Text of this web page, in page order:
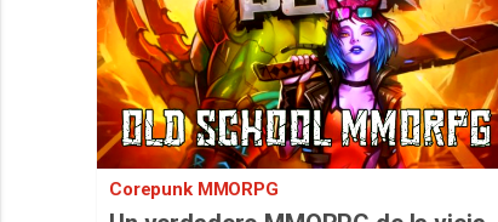
Corepunk MMORPG